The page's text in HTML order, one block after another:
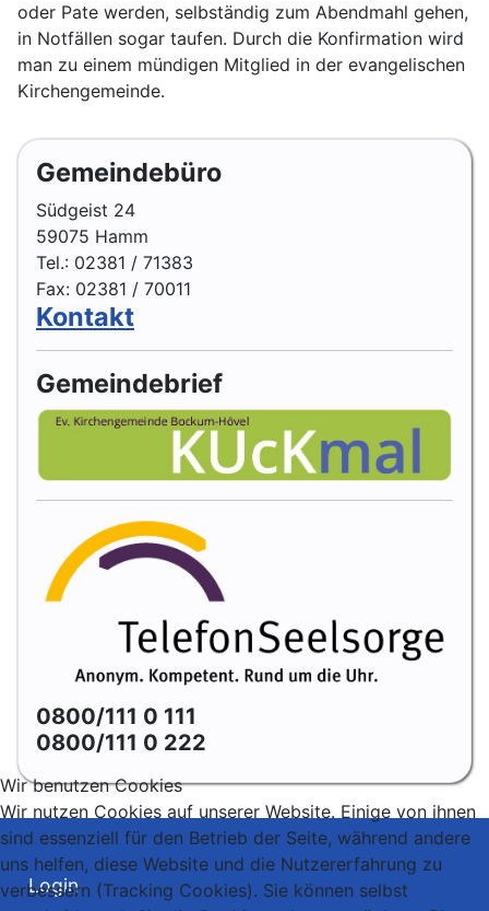
oder Pate werden, selbständig zum Abendmahl gehen,
in Notfällen sogar taufen. Durch die Konfirmation wird
man zu einem mündigen Mitglied in der evangelischen
Kirchengemeinde.
Gemeindebüro
Südgeist 24
59075 Hamm
Tel.: 02381 / 71383
Fax: 02381 / 70011
Kontakt
Gemeindebrief
0800/111 0 111
0800/111 0 222
Login
Wir benutzen Cookies
Wir nutzen Cookies auf unserer Website. Einige von ihnen
sind essenziell für den Betrieb der Seite, während andere
uns helfen, diese Website und die Nutzererfahrung zu
verbessern (Tracking Cookies). Sie können selbst